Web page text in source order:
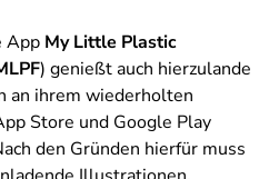
App My Little Plastic
) genießt auch hierzulande
an ihrem wiederholten
Store und Google Play
den Gründen hierfür muss